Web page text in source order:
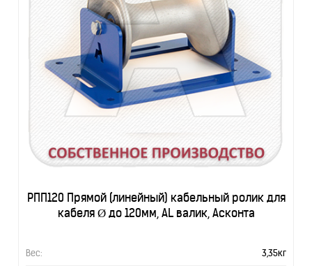
РПП120 Прямой (линейный) кабельный ролик для
кабеля Ø до 120мм, AL валик, Асконта
Вес: 3,35кг